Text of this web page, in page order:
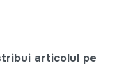
articolul pe